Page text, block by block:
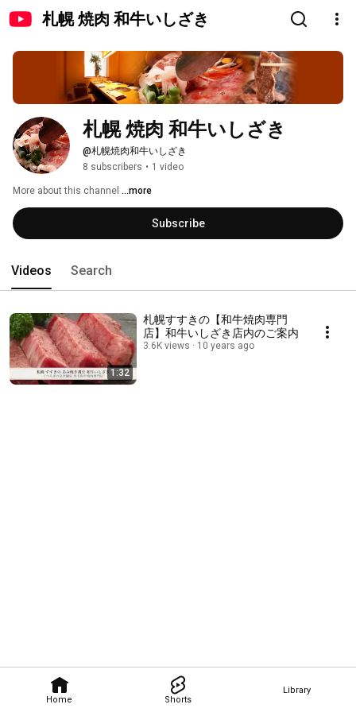
札幌 焼肉 和牛いしざき
Home Shorts
Library
札幌 焼肉 和牛いしざき
@札幌焼肉和牛いしざき
8 subscribers • 1 video
More about this channel ...more
Subscribe
Videos Search
1:32
札幌すすきの【和牛焼肉専門
店】和牛いしざき店内のご案内
3.6K views 10 years ago